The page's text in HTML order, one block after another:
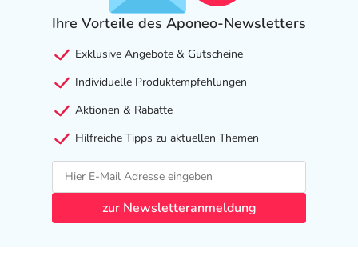
Ihre Vorteile des Aponeo-Newsletters
Exklusive Angebote & Gutscheine
Individuelle Produktempfehlungen
Aktionen & Rabatte
Hilfreiche Tipps zu aktuellen Themen
zur Newsletteranmeldung